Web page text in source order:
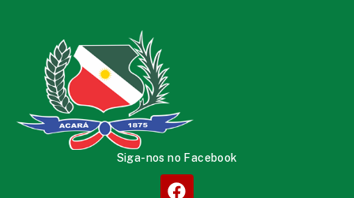
Siga-nos no Facebook